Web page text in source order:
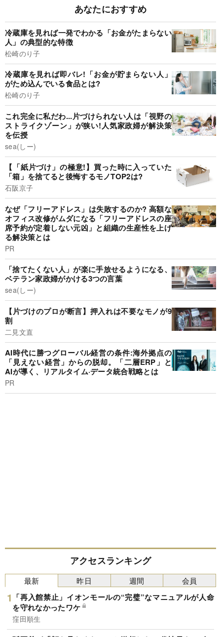
あなたにおすすめ
冷蔵庫を見れば一発でわかる「お金がたまらない
人」の典型的な特徴
松崎のり子
冷蔵庫を見れば即バレ!「お金が貯まらない人」
がため込んでいる食品とは?
松崎のり子
これ完全に私だわ...片づけられない人は「視野の
ストライクゾーン」が狭い!人気家政婦が解決策
を伝授
sea(しー)
【「紙片づけ」の極意!】買った時に入っていた
「箱」を捨てると後悔するモノTOP2は?
石阪京子
なぜ「フリーアドレス」は失敗するのか? 高額な
オフィス改修がムダになる「フリーアドレスの座
席予約が定着しない元凶」と組織の生産性を上げ
る解決策とは
PR
「捨てたくない人」が楽に手放せるようになる、
ベテラン家政婦がかける3つの言葉
sea(しー)
【片づけのプロが断言】押入れは不要なモノが9
割
二見文直
AI時代に勝つグローバル経営の条件:海外拠点の
「見えない経営」からの脱却。「二層ERP」と
AIが導く、リアルタイム·データ統合戦略とは
PR
アクセスランキング
最新
「再入館禁止」イオンモールの“完璧”なマニュアルが人命
を守れなかったワケ
窪田順生
昨日 週間 会員